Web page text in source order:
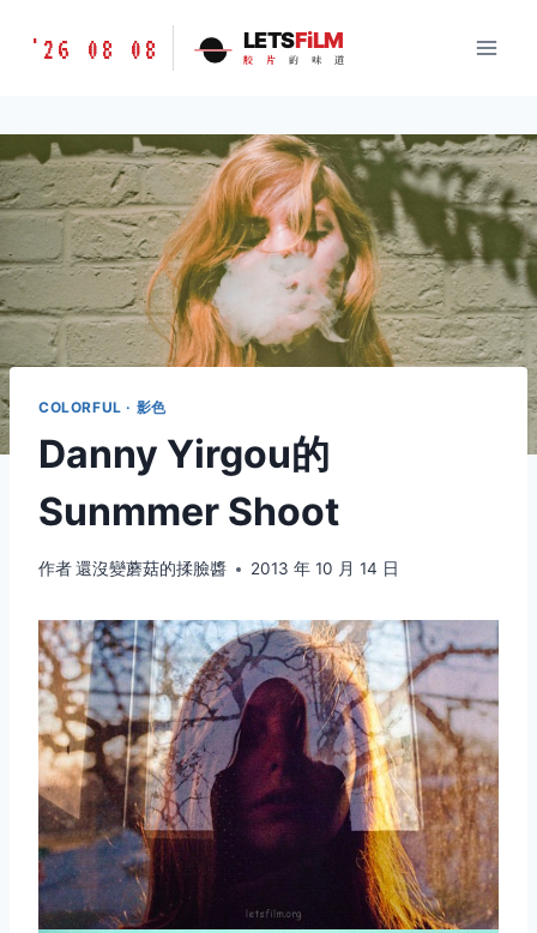
胶
味
道
LETSFILM
'26 08 08 LETSFiLM
胶 片 的 味 道
COLORFUL · 影色
Danny Yirgou的
Sunmmer Shoot
作者還沒變蘑菇的揉臉醬 2013 年 10 月 14 日